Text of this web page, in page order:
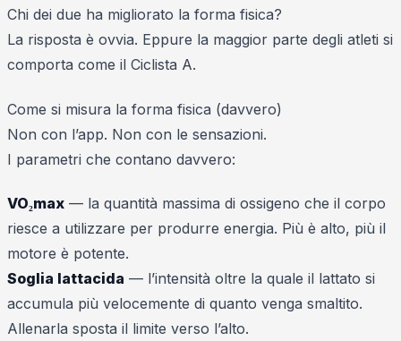
Chi dei due ha migliorato la forma fisica?
La risposta è ovvia. Eppure la maggior parte degli atleti si
comporta come il Ciclista A.
Come si misura la forma fisica (davvero)
Non con l’app. Non con le sensazioni.
I parametri che contano davvero:
VO₂max — la quantità massima di ossigeno che il corpo
riesce a utilizzare per produrre energia. Più è alto, più il
motore è potente.
Soglia lattacida — l’intensità oltre la quale il lattato si
accumula più velocemente di quanto venga smaltito.
Allenarla sposta il limite verso l’alto.